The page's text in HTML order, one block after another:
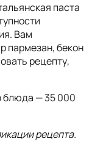
паста
Вам
пармезан, бекон
рецепту,
блюда — 35 000
рецепта.